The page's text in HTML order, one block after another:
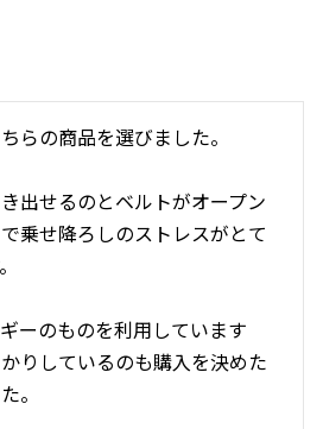
らの商品を選びました。
出せるのとベルトがオープン
乗せ降ろしのストレスがとて
ーのものを利用しています
りしているのも購入を決めた
。